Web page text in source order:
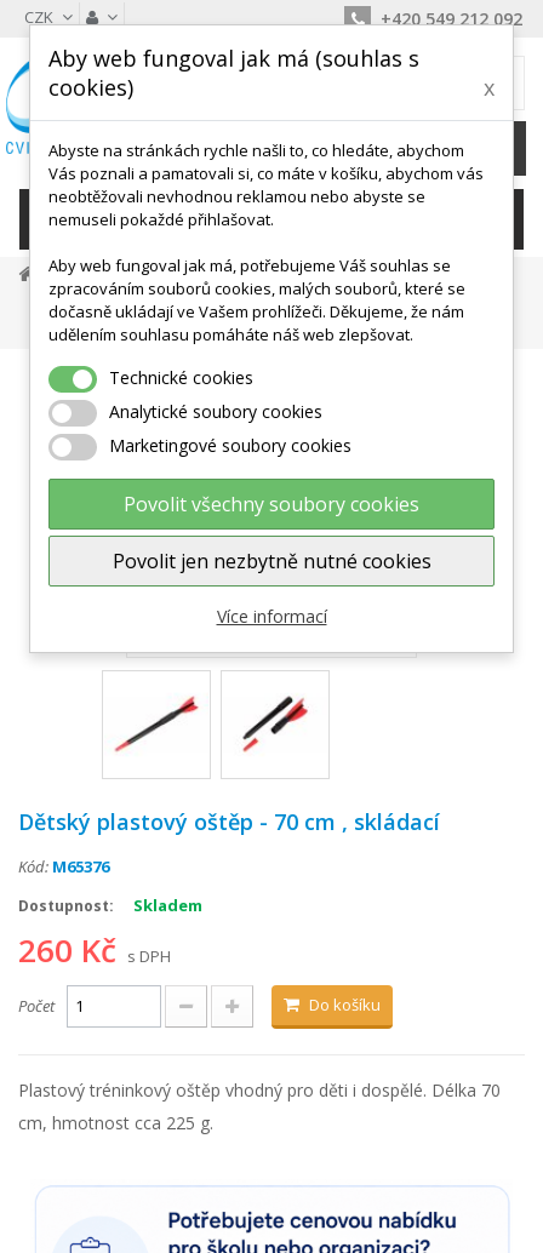
CZK +420 549 212 092
0 Kč
KATEGORIE
Dětské Aktivity, Didaktika
Hry V Kolektivu
Házedla, Frisbee, Ringo Aj.
Dětský Plastový Oštěp - 70 Cm , Skládací
Zobrazit větší
Dětský plastový oštěp - 70 cm , skládací
Kód: M65376
Dostupnost: Skladem
260 Kč s DPH
Počet Do košíku
Plastový tréninkový oštěp vhodný pro děti i dospělé. Délka 70
cm, hmotnost cca 225 g.
Aby web fungoval jak má (souhlas s
cookies)
x
Abyste na stránkách rychle našli to, co hledáte, abychom
Vás poznali a pamatovali si, co máte v košíku, abychom vás
neobtěžovali nevhodnou reklamou nebo abyste se
nemuseli pokaždé přihlašovat.
Aby web fungoval jak má, potřebujeme Váš souhlas se
zpracováním souborů cookies, malých souborů, které se
dočasně ukládají ve Vašem prohlížeči. Děkujeme, že nám
udělením souhlasu pomáháte náš web zlepšovat.
Technické cookies
Analytické soubory cookies
Marketingové soubory cookies
Povolit všechny soubory cookies
Povolit jen nezbytně nutné cookies
Více informací